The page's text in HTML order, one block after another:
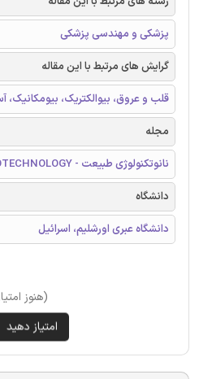
پزشکی و مهندسی پزشکی
گرایش های مرتبط با این مقاله
قلب و عروق، بیوالکتریک،
مجله
نانوتکنولوژی طبیعت - NATURE NANOTECHNOLOGY
دانشگاه
دانشگاه عبری اورشلیم، اسرائیل
(هنوز